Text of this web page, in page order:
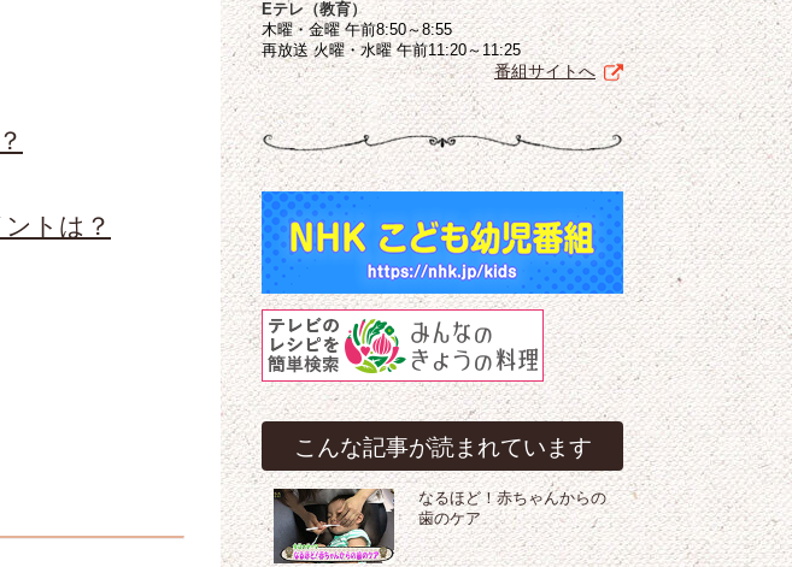
トは？
Eテレ（教育）
木曜・金曜 午前8:50～8:55
再放送 火曜・水曜 午前11:20～11:25
番組サイトへ
こんな記事が読まれています
なるほど！赤ちゃんからの
歯のケア